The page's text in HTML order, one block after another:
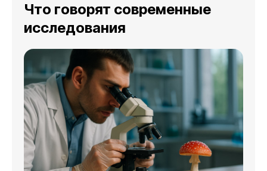
Что говорят современные
исследования